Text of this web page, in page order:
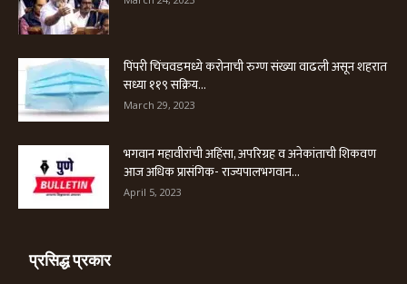
पिंपरी चिंचवडमध्ये करोनाची रुग्ण संख्या वाढली असून शहरात
सध्या ११९ सक्रिय...
March 29, 2023
भगवान महावीरांची अहिंसा, अपरिग्रह व अनेकांताची शिकवण
आज अधिक प्रासंगिक- राज्यपालभगवान...
April 5, 2023
प्रसिद्ध प्रकार